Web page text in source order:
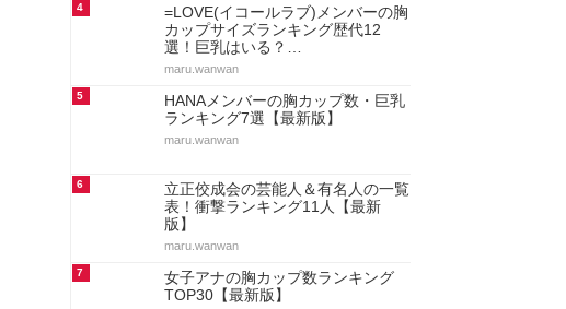
4
=LOVE(イコールラブ)メンバーの胸
カップサイズランキング歴代12
選！巨乳はいる？…
maru.wanwan
5
HANAメンバーの胸カップ数・巨乳
ランキング7選【最新版】
maru.wanwan
6
立正佼成会の芸能人＆有名人の一覧
表！衝撃ランキング11人【最新
版】
maru.wanwan
7
女子アナの胸カップ数ランキング
TOP30【最新版】